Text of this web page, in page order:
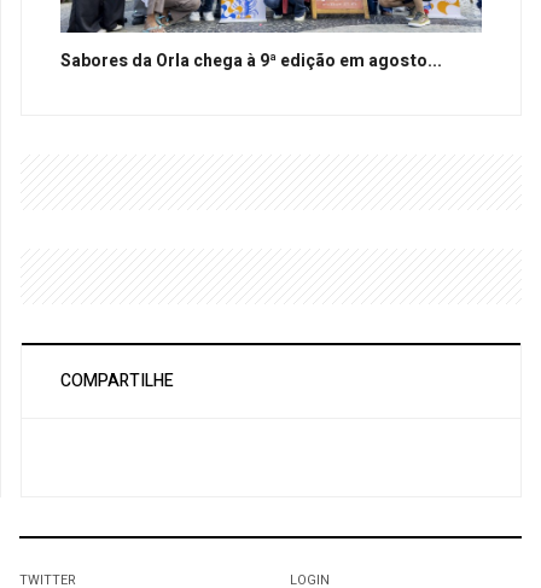
Sabores da Orla chega à 9ª edição em agosto...
COMPARTILHE
TWITTER LOGIN